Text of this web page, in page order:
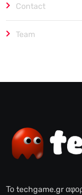
Contact
Team
Το techgame.gr